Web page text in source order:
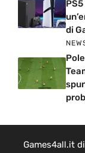
di
Games4all.it